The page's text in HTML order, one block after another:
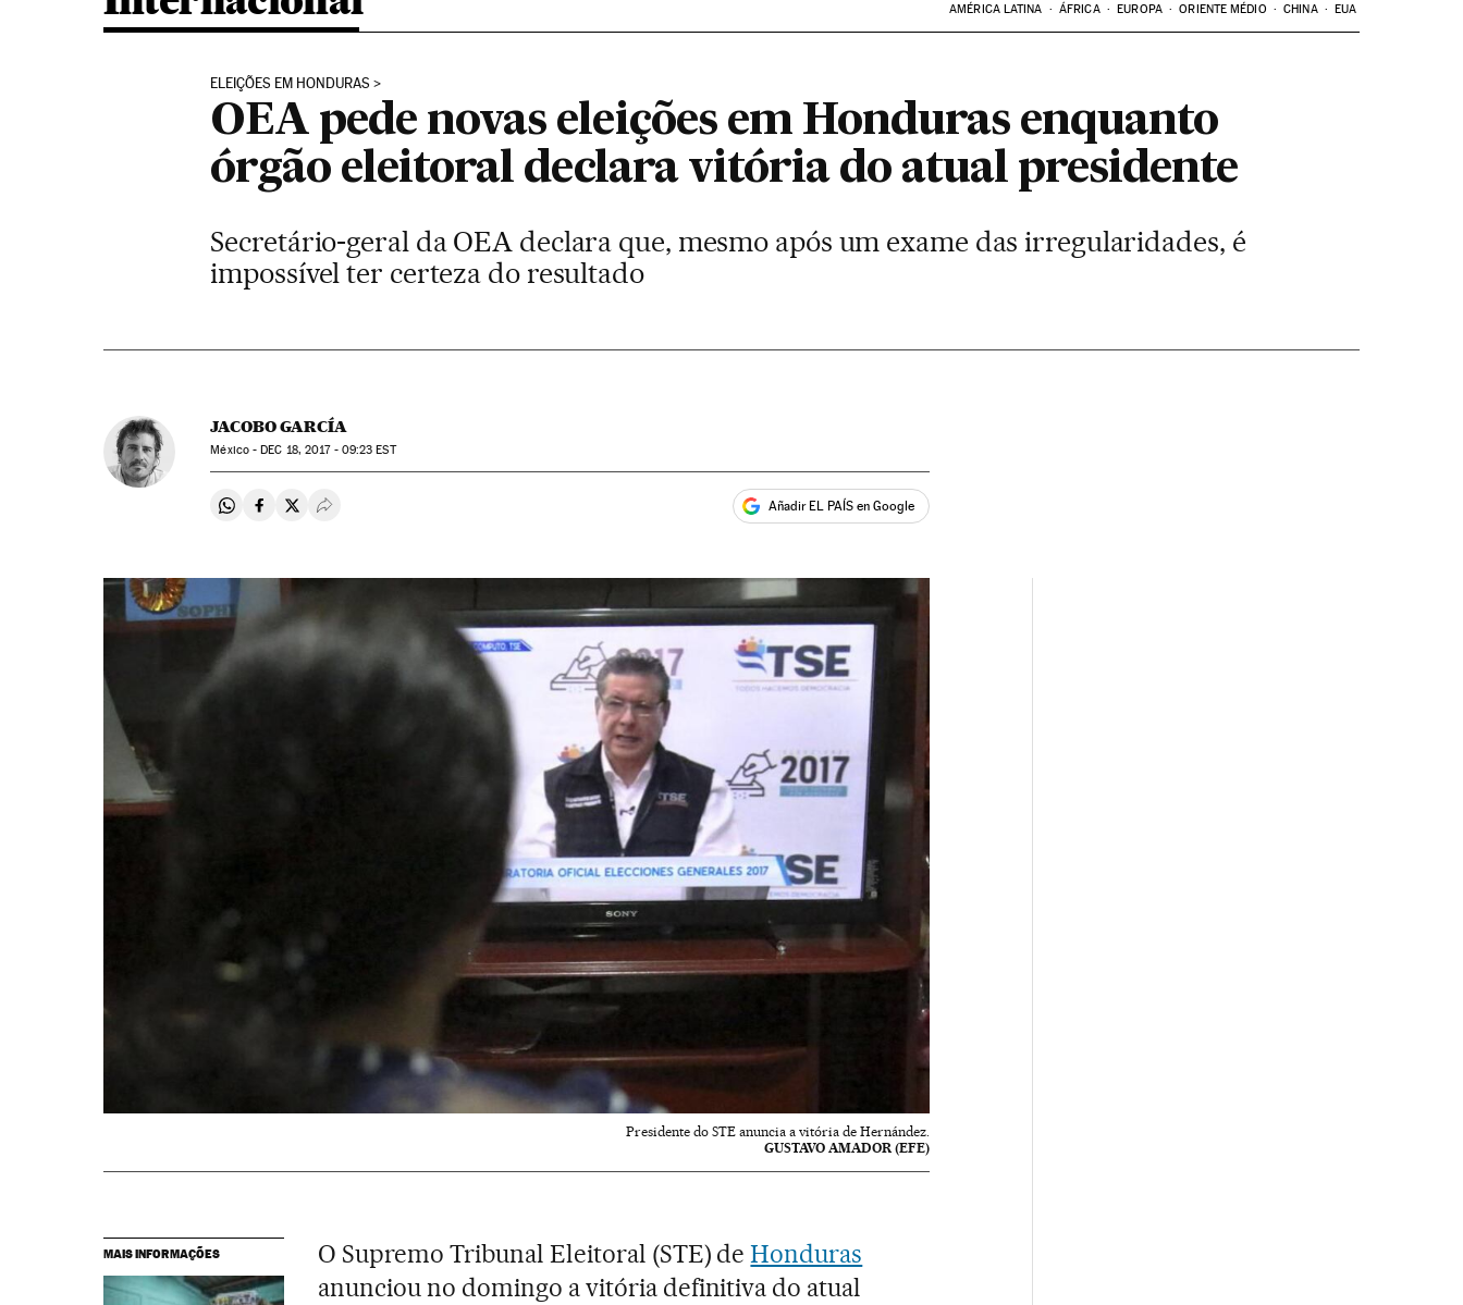
AMÉRICA LATINA ÁFRICA EUROPA ORIENTE MÉDIO CHINA EUA
ELEIÇÕES EM HONDURAS
OEA pede novas eleições em Honduras enquanto
órgão eleitoral declara vitória do atual presidente
Secretário-geral da OEA declara que, mesmo após um exame das irregularidades, é
impossível ter certeza do resultado
JACOBO GARCÍA
México -DEC 18, 2017 - 09:23 EST
Compartir en Whatsapp
Compartir en Facebook
Compartir en Twitter
Desplegar Redes Sociales Añadir EL PAÍS en Google
Presidente do STE anuncia a vitória de Hernández.
GUSTAVO AMADOR (EFE)
MAIS INFORMAÇÕES O Supremo Tribunal Eleitoral (STE) deHonduras
anunciou no domingo a vitória definitiva do atual